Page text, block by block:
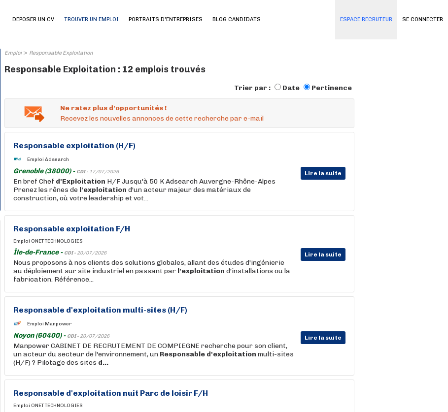
SE CONNECTER
DEPOSER UN CV TROUVER UN EMPLOI PORTRAITS D'ENTREPRISES BLOG CANDIDATS ESPACE RECRUTEUR
Emploi> Responsable Exploitation
Responsable Exploitation : 12 emplois trouvés
Trier par : Date Pertinence
Ne ratez plus d'opportunités !
Recevez les nouvelles annonces de cette recherche par e-mail
Responsable exploitation (H/F)
Emploi Adsearch
Grenoble (38000) - CDI - 17/07/2026 Lire la suite
En bref Chef d'Exploitation H/F Jusqu'à 50 K Adsearch Auvergne-Rhône-Alpes
Prenez les rênes de l'exploitation d'un acteur majeur des matériaux de
construction, où votre leadership et vot...
Responsable exploitation F/H
Emploi ONET TECHNOLOGIES
Île-de-France - CDI - 20/07/2026 Lire la suite
Nous proposons à nos clients des solutions globales, allant des études d'ingénierie
au déploiement sur site industriel en passant par l'exploitation d'installations ou la
fabrication. Référence...
Responsable d'exploitation multi-sites (H/F)
Emploi Manpower
Noyon (60400) - CDI - 20/07/2026 Lire la suite
Manpower CABINET DE RECRUTEMENT DE COMPIEGNE recherche pour son client,
un acteur du secteur de l'environnement, un Responsable d'exploitation multi-sites
(H/F) ? Pilotage des sites d...
Responsable d'exploitation nuit Parc de loisir F/H
Emploi ONET TECHNOLOGIES